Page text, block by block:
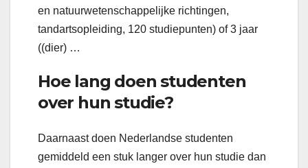
en natuurwetenschappelijke richtingen,
tandartsopleiding, 120 studiepunten) of 3 jaar
((dier) …
Hoe lang doen studenten
over hun studie?
Daarnaast doen Nederlandse studenten
gemiddeld een stuk langer over hun studie dan